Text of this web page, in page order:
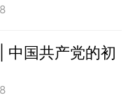
中国共产党的初